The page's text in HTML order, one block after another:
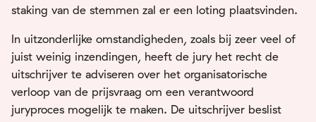
staking van de stemmen zal er een loting plaatsvinden.
In uitzonderlijke omstandigheden, zoals bij zeer veel of
juist weinig inzendingen, heeft de jury het recht de
uitschrijver te adviseren over het organisatorische
verloop van de prijsvraag om een verantwoord
juryproces mogelijk te maken. De uitschrijver beslist